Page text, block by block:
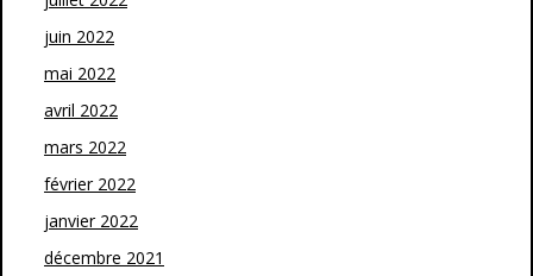
juin 2022
mai 2022
avril 2022
mars 2022
février 2022
janvier 2022
décembre 2021